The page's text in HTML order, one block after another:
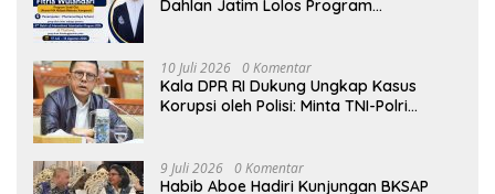
Dahlan Jatim Lolos Program
Global
10 Juli 2026 0 Komentar
Kala DPR RI Dukung Ungkap Kasus
Korupsi oleh Polisi: Minta TNI-Polri
9 Juli 2026 0 Komentar
Habib Aboe Hadiri Kunjungan BKSAP